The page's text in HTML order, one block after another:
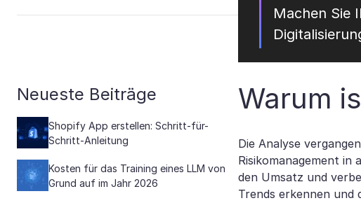
Neueste Beiträge
Shopify App erstellen: Schritt-für-
Schritt-Anleitung
Kosten für das Training eines LLM von
Grund auf im Jahr 2026
Machen Sie
Warum
Die Analyse
Risikomanagement in
den Umsatz und
Trends erkennen und